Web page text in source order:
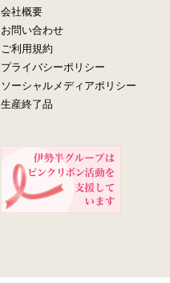
会社概要
お問い合わせ
ご利用規約
プライバシーポリシー
ソーシャルメディアポリシー
生産終了品